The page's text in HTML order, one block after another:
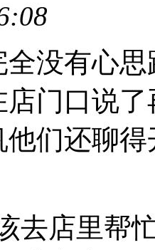
没有心
门口说
们还聊
去店里帮